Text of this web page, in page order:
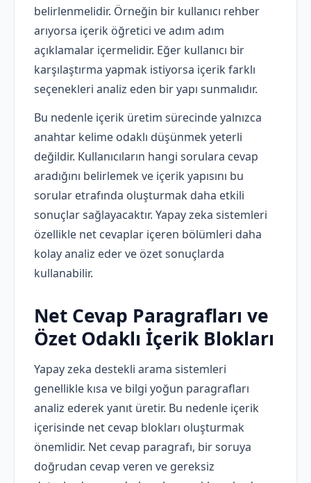
belirlenmelidir. Örneğin bir kullanıcı rehber
arıyorsa içerik öğretici ve adım adım
açıklamalar içermelidir. Eğer kullanıcı bir
karşılaştırma yapmak istiyorsa içerik farklı
seçenekleri analiz eden bir yapı sunmalıdır.
Bu nedenle içerik üretim sürecinde yalnızca
anahtar kelime odaklı düşünmek yeterli
değildir. Kullanıcıların hangi sorulara cevap
aradığını belirlemek ve içerik yapısını bu
sorular etrafında oluşturmak daha etkili
sonuçlar sağlayacaktır. Yapay zeka sistemleri
özellikle net cevaplar içeren bölümleri daha
kolay analiz eder ve özet sonuçlarda
kullanabilir.
Net Cevap Paragrafları ve
Özet Odaklı İçerik Blokları
Yapay zeka destekli arama sistemleri
genellikle kısa ve bilgi yoğun paragrafları
analiz ederek yanıt üretir. Bu nedenle içerik
içerisinde net cevap blokları oluşturmak
önemlidir. Net cevap paragrafı, bir soruya
doğrudan cevap veren ve gereksiz